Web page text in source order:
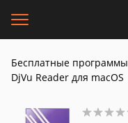
Бесплатные программы
DjVu Reader для macOS